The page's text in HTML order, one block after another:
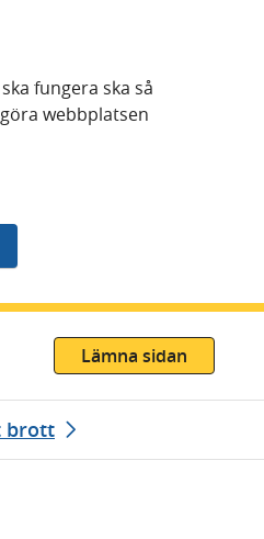
fungera ska så
webbplatsen
Lämna sidan
brott